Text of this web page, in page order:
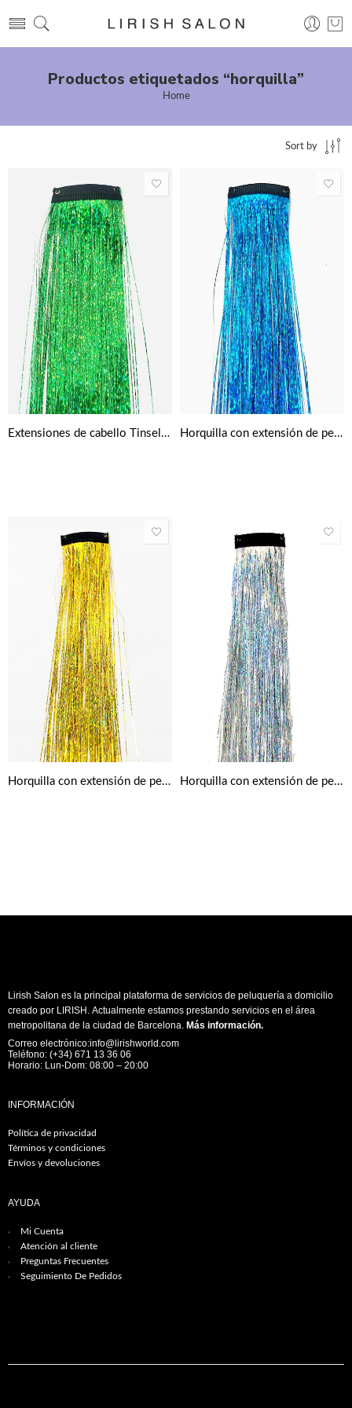
Productos etiquetados “horquilla”
Home
Sort by
Extensiones de cabello Tinsel – Verde Horquilla con extensión de pelo en brillantina azul
Horquilla con extensión de pelo en brillantina dorada Horquilla con extensión de pelo en brillantina plateada
Lirish Salon es la principal plataforma de servicios de peluquería a domicilio
creado por LIRISH. Actualmente estamos prestando servicios en el área
metropolitana de la ciudad de Barcelona. Más información.
Correo electrónico:info@lirishworld.com
Teléfono: (+34) 671 13 36 06
Horario: Lun-Dom: 08:00 – 20:00
INFORMACIÓN
Política de privacidad
Términos y condiciones
Envíos y devoluciones
AYUDA
Mi Cuenta
Atención al cliente
Preguntas Frecuentes
Seguimiento De Pedidos